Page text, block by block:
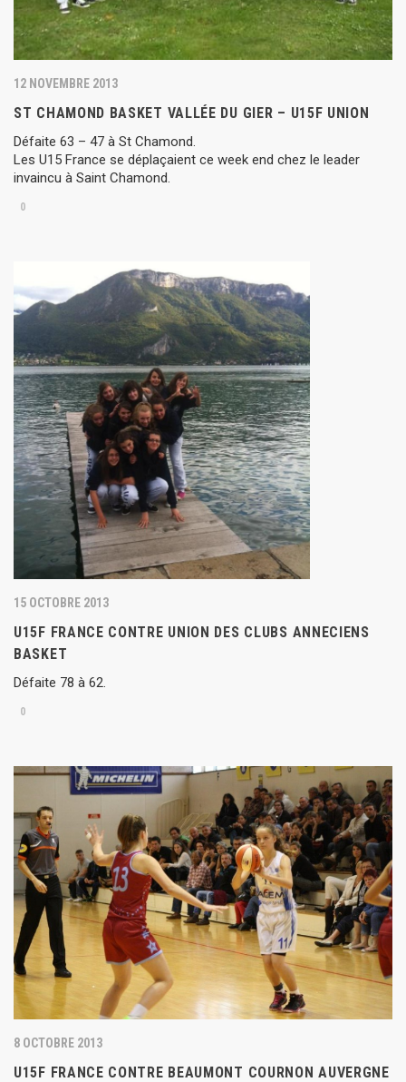
12 NOVEMBRE 2013
ST CHAMOND BASKET VALLÉE DU GIER – U15F UNION
Défaite 63 – 47 à St Chamond.
Les U15 France se déplaçaient ce week end chez le leader
invaincu à Saint Chamond.
0
15 OCTOBRE 2013
U15F FRANCE CONTRE UNION DES CLUBS ANNECIENS
BASKET
Défaite 78 à 62.
0
8 OCTOBRE 2013
U15F FRANCE CONTRE BEAUMONT COURNON AUVERGNE